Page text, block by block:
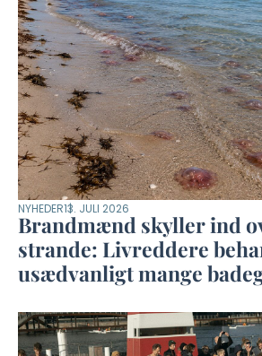
NYHEDER13. JULI 2026
Brandmænd skyller ind
strande: Livreddere
usædvanligt mange